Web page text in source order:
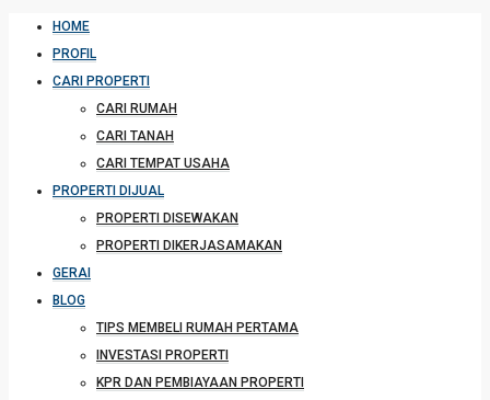
HOME
PROFIL
CARI PROPERTI
CARI RUMAH
CARI TANAH
CARI TEMPAT USAHA
PROPERTI DIJUAL
PROPERTI DISEWAKAN
PROPERTI DIKERJASAMAKAN
GERAI
BLOG
TIPS MEMBELI RUMAH PERTAMA
INVESTASI PROPERTI
KPR DAN PEMBIAYAAN PROPERTI